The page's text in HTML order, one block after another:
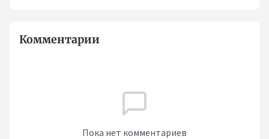
Комментарии
Пока нет комментариев